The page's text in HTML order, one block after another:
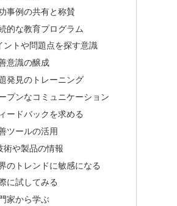
事例の共有と称賛
的な教育プログラム
ントや問題点を探す意識
意識の醸成
発見のトレーニング
プンなコミュニケーション
ードバックを求める
ツールの活用
術や製品の情報
のトレンドに敏感になる
に試してみる
家から学ぶ